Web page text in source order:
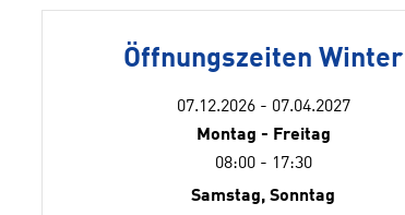
Öffnungszeiten Winter
07.12.2026 - 07.04.2027
Montag - Freitag
08:00 - 17:30
Samstag, Sonntag